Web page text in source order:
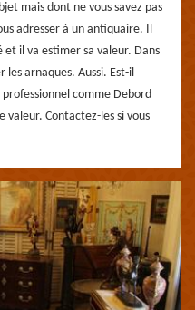
mais dont ne vous savez pas
adresser à un antiquaire. Il
il va estimer sa valeur. Dans
arnaques. Aussi. Est-il
comme Debord
valeur. Contactez-les si vous